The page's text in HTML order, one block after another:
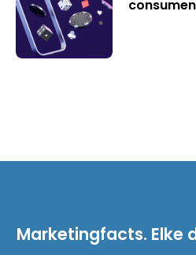
Marketingfacts. Elke